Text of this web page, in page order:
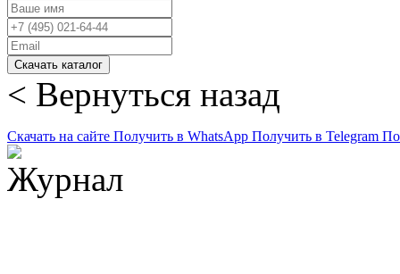
Скачать каталог
< Вернуться назад
Скачать на сайте Получить в WhatsApp Получить в Telegram